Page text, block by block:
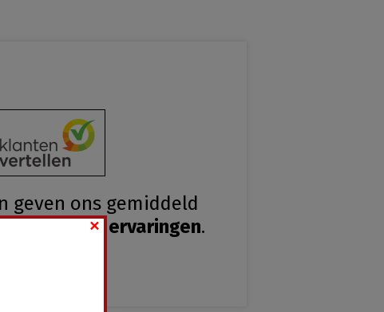
geven ons gemiddeld
550 ervaringen.
×